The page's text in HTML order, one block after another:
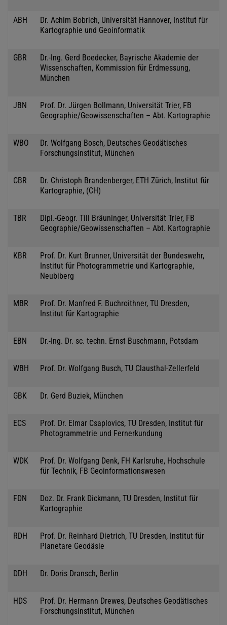
ABH
Dr. Achim Bobrich, Universität Hannover, Institut für
Kartographie und Geoinformatik
GBR
Dr.-Ing. Gerd Boedecker, Bayrische Akademie der
Wissenschaften, Kommission für Erdmessung,
München
JBN
Prof. Dr. Jürgen Bollmann, Universität Trier, FB
Geographie/Geowissenschaften – Abt. Kartographie
WBO
Dr. Wolfgang Bosch, Deutsches Geodätisches
Forschungsinstitut, München
CBR
Dr. Christoph Brandenberger, ETH Zürich, Institut für
Kartographie, (CH)
TBR
Dipl.-Geogr. Till Bräuninger, Universität Trier, FB
Geographie/Geowissenschaften – Abt. Kartographie
KBR
Prof. Dr. Kurt Brunner, Universität der Bundeswehr,
Institut für Photogrammetrie und Kartographie,
Neubiberg
MBR
Prof. Dr. Manfred F. Buchroithner, TU Dresden,
Institut für Kartographie
EBN Dr.-Ing. Dr. sc. techn. Ernst Buschmann, Potsdam
WBH Prof. Dr. Wolfgang Busch, TU Clausthal-Zellerfeld
GBK Dr. Gerd Buziek, München
ECS
Prof. Dr. Elmar Csaplovics, TU Dresden, Institut für
Photogrammetrie und Fernerkundung
WDK
Prof. Dr. Wolfgang Denk, FH Karlsruhe, Hochschule
für Technik, FB Geoinformationswesen
FDN
Doz. Dr. Frank Dickmann, TU Dresden, Institut für
Kartographie
RDH
Prof. Dr. Reinhard Dietrich, TU Dresden, Institut für
Planetare Geodäsie
DDH Dr. Doris Dransch, Berlin
HDS
Prof. Dr. Hermann Drewes, Deutsches Geodätisches
Forschungsinstitut, München